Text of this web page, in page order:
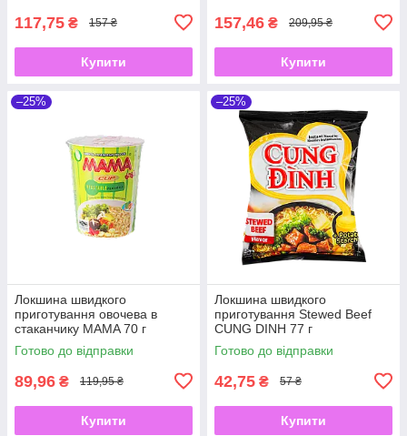
117,75 ₴ 157 ₴
Купити
157,46 ₴ 209,95 ₴
Купити
–25%
Локшина швидкого
приготування овочева в
стаканчику MAMA 70 г
Готово до відправки
89,96 ₴ 119,95 ₴
Купити
–25%
Локшина швидкого
приготування Stewed Beef
CUNG DINH 77 г
Готово до відправки
42,75 ₴ 57 ₴
Купити